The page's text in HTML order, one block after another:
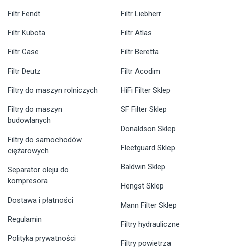
Filtr Fendt
Filtr Kubota
Filtr Case
Filtr Deutz
Filtr Liebherr
Filtr Atlas
Filtr Beretta
Filtr Acodim
Filtry do maszyn rolniczych
Filtry do maszyn
budowlanych
Filtry do samochodów
ciężarowych
Separator oleju do
kompresora
Dostawa i płatności
Regulamin
Polityka prywatności
HiFi Filter Sklep
SF Filter Sklep
Donaldson Sklep
Fleetguard Sklep
Baldwin Sklep
Hengst Sklep
Mann Filter Sklep
Filtry hydrauliczne
Filtry powietrza